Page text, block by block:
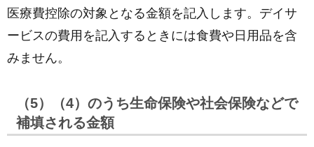
医療費控除の対象となる金額を記入します。デイサ
ービスの費用を記入するときには食費や日用品を含
みません。
（5）（4）のうち生命保険や社会保険などで
補填される金額